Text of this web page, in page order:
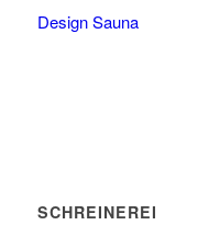
Design Sauna
SCHREINEREI